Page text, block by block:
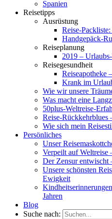
Spanien
Reisetipps
Ausrüstung
Reise-
Handgepäck-
Reiseplanung
2019 –
Reisegesundheit
Reiseapotheke
Krank im
Wie wir unsere
Was macht eine
50plus-Weltreise-
Reise-Rückkehrblues
Wie sich mein
Persönliches
Unser
Verpeilt auf Weltreise
Der Zensur entwischt
Unsere schönsten
Ewigkeit
Jahren
Blog
Suche nach: